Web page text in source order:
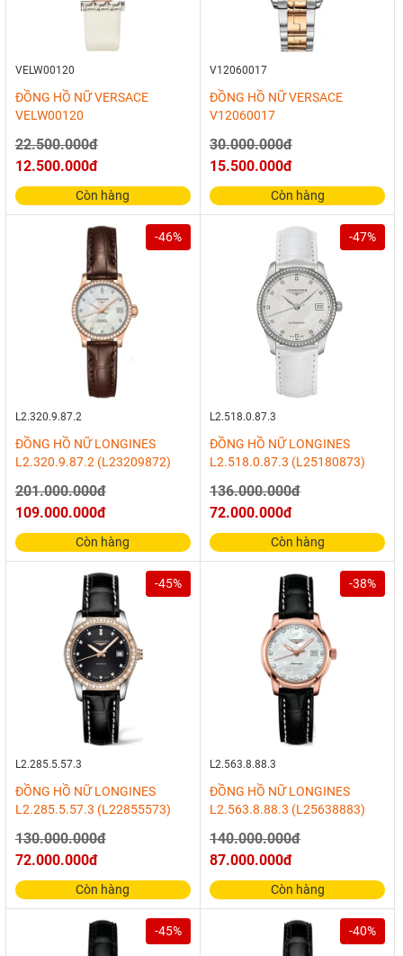
VELW00120
ĐỒNG HỒ NỮ VERSACE
VELW00120
22.500.000đ
12.500.000đ
Còn hàng
V12060017
ĐỒNG HỒ NỮ VERSACE
V12060017
30.000.000đ
15.500.000đ
Còn hàng
-46%
L2.320.9.87.2
ĐỒNG HỒ NỮ LONGINES
L2.320.9.87.2 (L23209872)
201.000.000đ
109.000.000đ
Còn hàng
-47%
L2.518.0.87.3
ĐỒNG HỒ NỮ LONGINES
L2.518.0.87.3 (L25180873)
136.000.000đ
72.000.000đ
Còn hàng
-45%
L2.285.5.57.3
ĐỒNG HỒ NỮ LONGINES
L2.285.5.57.3 (L22855573)
130.000.000đ
72.000.000đ
Còn hàng
-38%
L2.563.8.88.3
ĐỒNG HỒ NỮ LONGINES
L2.563.8.88.3 (L25638883)
140.000.000đ
87.000.000đ
Còn hàng
-45% -40%